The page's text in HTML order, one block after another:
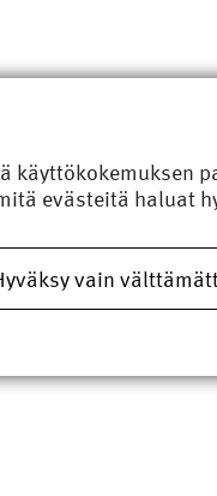
käyttökokemuksen
evästeitä haluat
vain